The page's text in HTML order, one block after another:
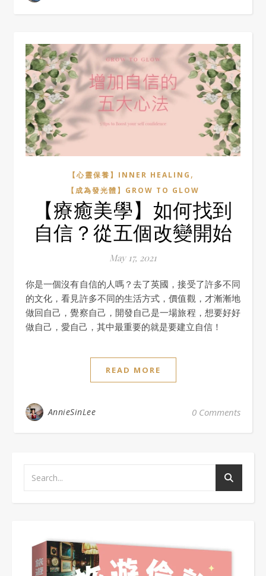
【心靈保養】INNER HEALING ,
【成為發光體】GROW TO GLOW
【療癒美學】如何找到
自信？從五個改變開始
May 17, 2021
你是一個沒有自信的人嗎？去了英國，接受了許多不同
的文化，看見許多不同的生活方式，價值觀，才漸漸地
做回自己，覺察自己，開發自己是一場旅程，想要好好
做自己，愛自己，其中最重要的就是要建立自信！
READ MORE
AnnieSinLee 0 Comments